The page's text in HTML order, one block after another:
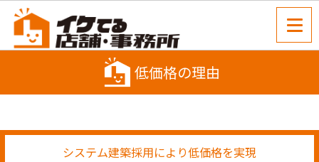
低価格の理由
システム建築採用により低価格を実現